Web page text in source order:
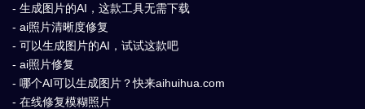
- 生成图片的AI，这款工具无需下载
- ai照片清晰度修复
- 可以生成图片的AI，试试这款吧
- ai照片修复
- 哪个AI可以生成图片？快来aihuihua.com
- 在线修复模糊照片